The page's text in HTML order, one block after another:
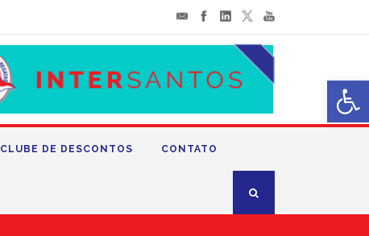
CLUBE DE DESCONTOS CONTATO
Abrir